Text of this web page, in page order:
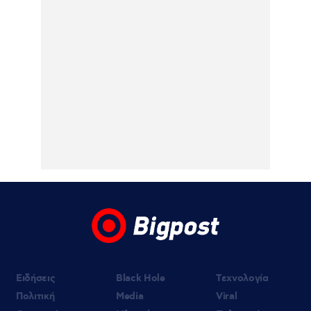
Ειδήσεις
Πολιτική
Black Hole
Media
Τεχνολογία
Viral